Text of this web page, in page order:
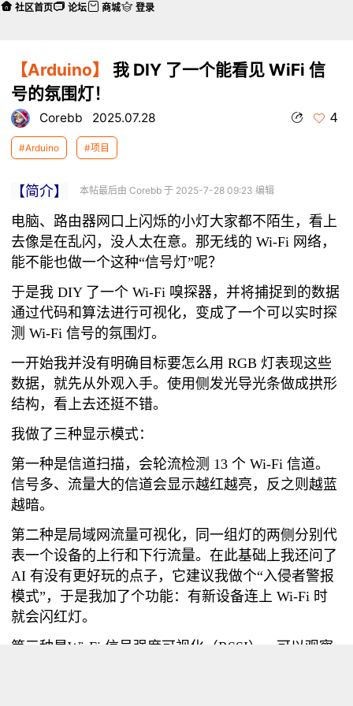
【Arduino】
我 DIY 了一个能看见 WiFi 信
号的氛围灯！
Corebb 2025.07.28 4
#Arduino #项目
本帖最后由 Corebb 于 2025-7-28 09:23 编辑
【简介】
电脑、路由器网口上闪烁的小灯大家都不陌生，看上
去像是在乱闪，没人太在意。那无线的 Wi-Fi 网络，
能不能也做一个这种“信号灯”呢？
于是我 DIY 了一个 Wi-Fi 嗅探器，并将捕捉到的数据
通过代码和算法进行可视化，变成了一个可以实时探
测 Wi-Fi 信号的氛围灯。
一开始我并没有明确目标要怎么用 RGB 灯表现这些
数据，就先从外观入手。使用侧发光导光条做成拱形
结构，看上去还挺不错。
我做了三种显示模式：
第一种是信道扫描，会轮流检测 13 个 Wi-Fi 信道。
信号多、流量大的信道会显示越红越亮，反之则越蓝
越暗。
第二种是局域网流量可视化，同一组灯的两侧分别代
表一个设备的上行和下行流量。在此基础上我还问了
AI 有没有更好玩的点子，它建议我做个“入侵者警报
模式”，于是我加了个功能：有新设备连上 Wi-Fi 时
就会闪红灯。
第三种是Wi-Fi 信号强度可视化（RSSI），可以观察
社区首页 论坛 商城 登录